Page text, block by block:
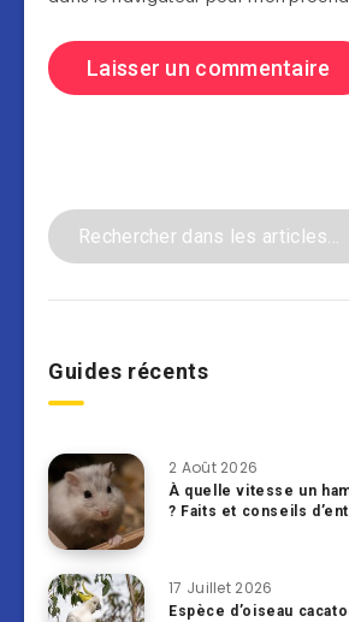
Guides récents
2 Août 2026
À quelle vitesse un
? Faits et conseils
17 Juillet 2026
Espèce d’oiseau